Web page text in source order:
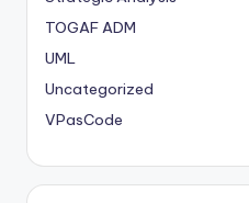
TOGAF ADM
UML
Uncategorized
VPasCode